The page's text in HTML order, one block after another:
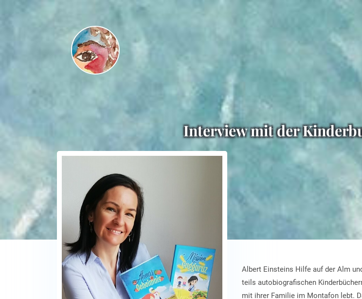
Interview mit der
Albert Einsteins Hilfe auf der Alm
teils autobiografischen
mit ihrer Familie im Montafon lebt.